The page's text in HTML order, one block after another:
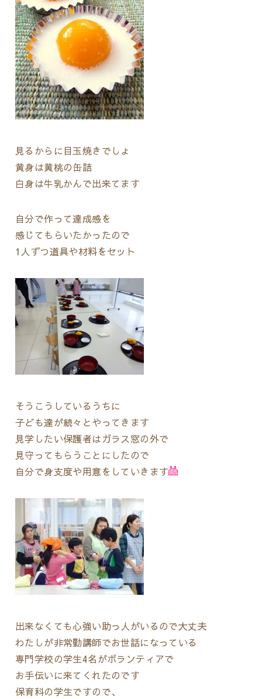
見るからに目玉焼きでしょ
黄身は黄桃の缶詰
白身は牛乳かんで出来てます
自分で作って達成感を
感じてもらいたかったので
1人ずつ道具や材料をセット
そうこうしているうちに
子ども達が続々とやってきます
見学したい保護者はガラス窓の外で
見守ってもらうことにしたので
自分で身支度や用意をしていきます
出来なくても心強い助っ人がいるので大丈夫
わたしが非常勤講師でお世話になっている
専門学校の学生4名がボランティアで
お手伝いに来てくれたのです
保育科の学生ですので、